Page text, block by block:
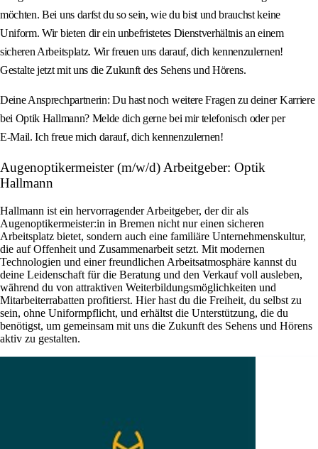
möchten. Bei uns darfst du so sein, wie du bist und brauchst keine
Uniform. Wir bieten dir ein unbefristetes Dienstverhältnis an einem
sicheren Arbeitsplatz. Wir freuen uns darauf, dich kennenzulernen!
Gestalte jetzt mit uns die Zukunft des Sehens und Hörens.
Deine Ansprechpartnerin: Du hast noch weitere Fragen zu deiner Karriere
bei Optik Hallmann? Melde dich gerne bei mir telefonisch oder per
E‑Mail. Ich freue mich darauf, dich kennenzulernen!
Augenoptikermeister (m/w/d) Arbeitgeber: Optik
Hallmann
Hallmann ist ein hervorragender Arbeitgeber, der dir als
Augenoptikermeister:in in Bremen nicht nur einen sicheren
Arbeitsplatz bietet, sondern auch eine familiäre Unternehmenskultur,
die auf Offenheit und Zusammenarbeit setzt. Mit modernen
Technologien und einer freundlichen Arbeitsatmosphäre kannst du
deine Leidenschaft für die Beratung und den Verkauf voll ausleben,
während du von attraktiven Weiterbildungsmöglichkeiten und
Mitarbeiterrabatten profitierst. Hier hast du die Freiheit, du selbst zu
sein, ohne Uniformpflicht, und erhältst die Unterstützung, die du
benötigst, um gemeinsam mit uns die Zukunft des Sehens und Hörens
aktiv zu gestalten.